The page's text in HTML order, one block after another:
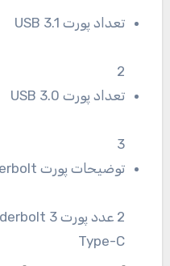
تعداد پورت USB 3.1
2
تعداد پورت USB 3.0
3
توضیحات پورت Thunderbolt
Type-C